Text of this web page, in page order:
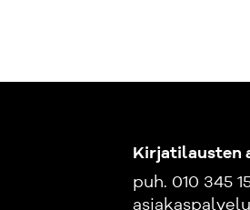
Kirjatilausten
puh. 010 345